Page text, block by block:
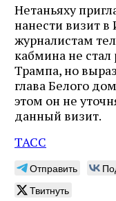
Нетаньяху
нанести визит в
журналистам
кабмина не стал
Трампа, но
глава Белого
этом он не
данный визит.
ТАСС
Отправить
Твитнуть